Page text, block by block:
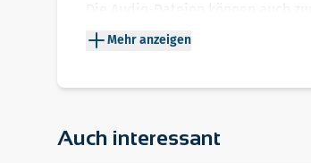
Die Audio-Dateien können auch
Die interaktiven Aufgaben und
nicht notwendig.
Mehr anzeigen
InteraktivesGrundlagentraining
Auch interessant